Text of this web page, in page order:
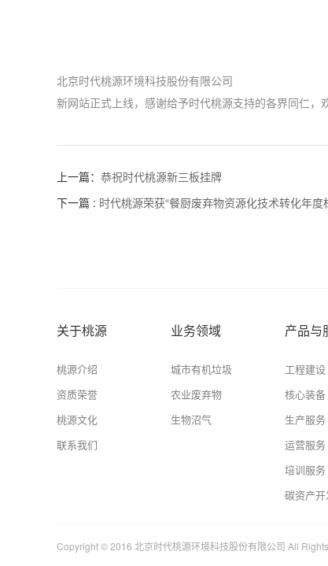
北京时代桃源环境科技股份有限公司
新网站正式上线，感谢给予时代桃源支持的各界同仁，
上一篇： 恭祝时代桃源新三板挂牌
下一篇 : 时代桃源荣获“餐厨废弃物资源化技术转化年度
关于桃源
桃源介绍
资质荣誉
桃源文化
联系我们
业务领域
城市有机垃圾
农业废弃物
生物沼气
产品与
工程建设
核心装备
生产服务
运营服务
培训服务
碳资产开
Copyright © 2016 北京时代桃源环境科技股份有限公司 All